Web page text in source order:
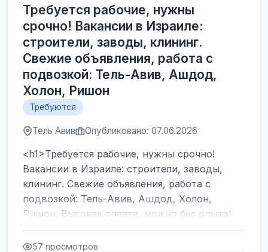
Требуется рабочие, нужны
срочно! Вакансии в Израиле:
строители, заводы, клининг.
Свежие объявления, работа с
подвозкой: Тель-Авив, Ашдод,
Холон, Ришон
Требуются
Тель Авив Опубликовано: 07.06.2026
<h1>Требуется рабочие, нужны срочно!
Вакансии в Израиле: строители, заводы,
клининг. Свежие объявления, работа с
подвозкой: Тель-Авив, Ашдод, Холон,
Ришон. Высокая оплата, можно без опыта!
</h1><br />
... 57 просмотров